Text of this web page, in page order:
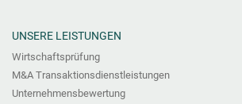
UNSERE LEISTUNGEN
Wirtschaftsprüfung
M&A Transaktionsdienstleistungen
Unternehmensbewertung